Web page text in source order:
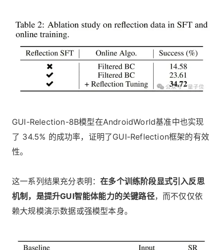
GUI-Relection-8B模型在AndroidWorld基准中也实现
了 34.5% 的成功率，证明了GUI-Reflection框架的有效
性。
这一系列结果充分表明：在多个训练阶段显式引入反思
机制，是提升GUI智能体能力的关键路径，而不仅仅依
赖大规模演示数据或强模型本身。